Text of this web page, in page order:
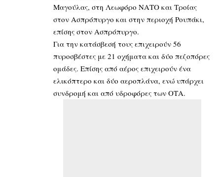
Μαγούλας, στη Λεωφόρο ΝΑΤΟ και Τροίας
στον Ασπρόπυργο και στην περιοχή Ρουπάκι,
επίσης στον Ασπρόπυργο.
Για την κατάσβεσή τους επιχειρούν 56
πυροσβέστες με 21 οχήματα και δύο πεζοπόρες
ομάδες. Επίσης από αέρος επιχειρούν ένα
ελικόπτερο και δύο αεροπλάνα, ενώ υπάρχει
συνδρομή και από υδροφόρες των ΟΤΑ.